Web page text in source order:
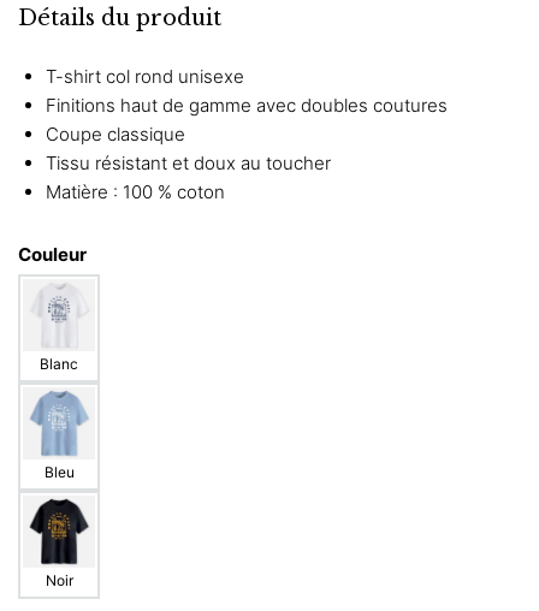
Détails du produit
T-shirt col rond unisexe
Finitions haut de gamme avec doubles coutures
Coupe classique
Tissu résistant et doux au toucher
Matière : 100 % coton
Couleur
Blanc
Bleu
Noir